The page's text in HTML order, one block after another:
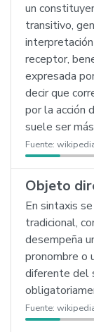
un
transitivo,
receptor,
expresada
decir que
por la acción
suele ser
Fuente:
Objeto
En sintaxis
tradicional,
desempeña
pronombre o
diferente del
Fuente: